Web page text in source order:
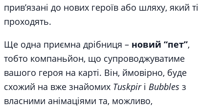
прив’язані до нових героїв або шляху, який ті
проходять.
Ще одна приємна дрібниця – новий “пет”,
тобто компаньйон, що супроводжуватиме
вашого героя на карті. Він, ймовірно, буде
схожий на вже знайомих Tuskpirі Bubbles з
власними анімаціями та, можливо,